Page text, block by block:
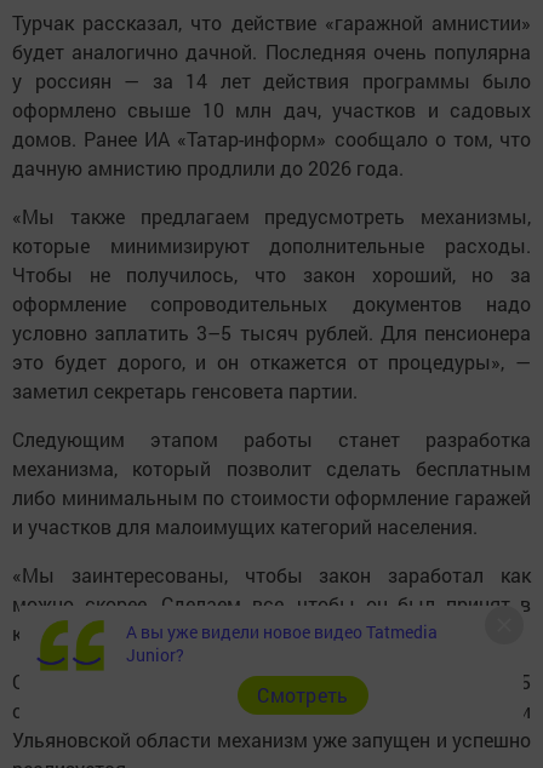
Турчак рассказал, что действие «гаражной амнистии»
будет аналогично дачной. Последняя очень популярна
у россиян — за 14 лет действия программы было
оформлено свыше 10 млн дач, участков и садовых
домов. Ранее ИА «Татар-информ» сообщало о том, что
дачную амнистию продлили до 2026 года.
«Мы также предлагаем предусмотреть механизмы,
которые минимизируют дополнительные расходы.
Чтобы не получилось, что закон хороший, но за
оформление сопроводительных документов надо
условно заплатить 3–5 тысяч рублей. Для пенсионера
это будет дорого, и он откажется от процедуры», —
заметил секретарь генсовета партии.
Следующим этапом работы станет разработка
механизма, который позволит сделать бесплатным
либо минимальным по стоимости оформление гаражей
и участков для малоимущих категорий населения.
«Мы заинтересованы, чтобы закон заработал как
можно скорее. Сделаем все, чтобы он был принят в
кратчайшие сроки», — добавил Турчак.
Он отметил, что инициатива была поддержана уже в 55
субъектах Федерации. Более того, в Крыму и
Ульяновской области механизм уже запущен и успешно
А вы уже видели новое видео Tatmedia
Junior?
Cмотреть